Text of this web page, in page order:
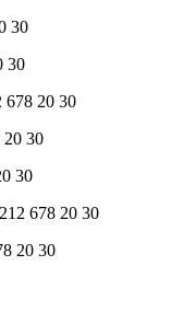
30
30
678 20 30
20 30
30
678 20 30
20 30